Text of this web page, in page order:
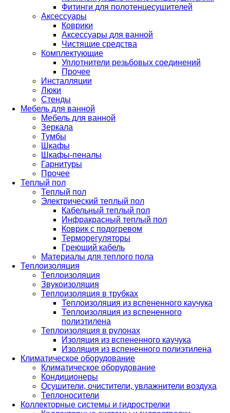
Фитинги для полотенцесушителей
Аксессуары
Коврики
Аксессуары для ванной
Чистящие средства
Комплектующие
Уплотнители резьбовых соединений
Прочее
Инсталляции
Люки
Стенды
Мебель для ванной
Мебель для ванной
Зеркала
Тумбы
Шкафы
Шкафы-пеналы
Гарнитуры
Прочее
Теплый пол
Теплый пол
Электрический теплый пол
Кабельный теплый пол
Инфракрасный теплый пол
Коврик с подогревом
Терморегуляторы
Греющий кабель
Материалы для теплого пола
Теплоизоляция
Теплоизоляция
Звукоизоляция
Теплоизоляция в трубках
Теплоизоляция из вспененного каучука
Теплоизоляция из вспененного
полиэтилена
Теплоизоляция в рулонах
Изоляция из вспененного каучука
Изоляция из вспененного полиэтилена
Климатическое оборудование
Климатическое оборудование
Кондиционеры
Осушители, очистители, увлажнители воздуха
Теплоносители
Коллекторные системы и гидрострелки